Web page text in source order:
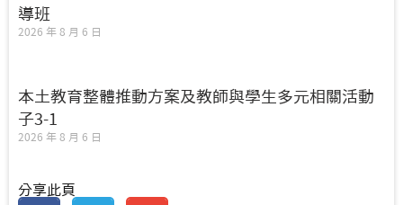
導班
2026 年 8 月 6 日
本土教育整體推動方案及教師與學生多元相關活動
子3-1
2026 年 8 月 6 日
分享此頁